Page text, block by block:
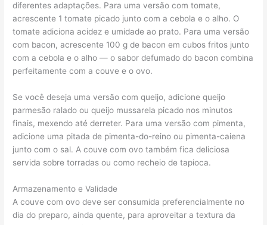
diferentes adaptações. Para uma versão com tomate,
acrescente 1 tomate picado junto com a cebola e o alho. O
tomate adiciona acidez e umidade ao prato. Para uma versão
com bacon, acrescente 100 g de bacon em cubos fritos junto
com a cebola e o alho — o sabor defumado do bacon combina
perfeitamente com a couve e o ovo.
Se você deseja uma versão com queijo, adicione queijo
parmesão ralado ou queijo mussarela picado nos minutos
finais, mexendo até derreter. Para uma versão com pimenta,
adicione uma pitada de pimenta-do-reino ou pimenta-caiena
junto com o sal. A couve com ovo também fica deliciosa
servida sobre torradas ou como recheio de tapioca.
Armazenamento e Validade
A couve com ovo deve ser consumida preferencialmente no
dia do preparo, ainda quente, para aproveitar a textura da